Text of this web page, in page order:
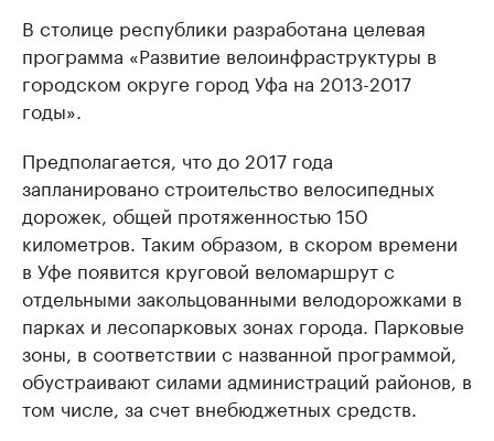
В столице республики разработана целевая
программа «Развитие велоинфраструктуры в
городском округе город Уфа на 2013-2017
годы».
Предполагается, что до 2017 года
запланировано строительство велосипедных
дорожек, общей протяженностью 150
километров. Таким образом, в скором времени
в Уфе появится круговой веломаршрут с
отдельными закольцованными велодорожками в
парках и лесопарковых зонах города. Парковые
зоны, в соответствии с названной программой,
обустраивают силами администраций районов, в
том числе, за счет внебюджетных средств.